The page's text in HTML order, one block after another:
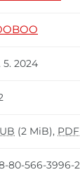
5. 2024
(2 MiB), PDF
80-566-3996-2